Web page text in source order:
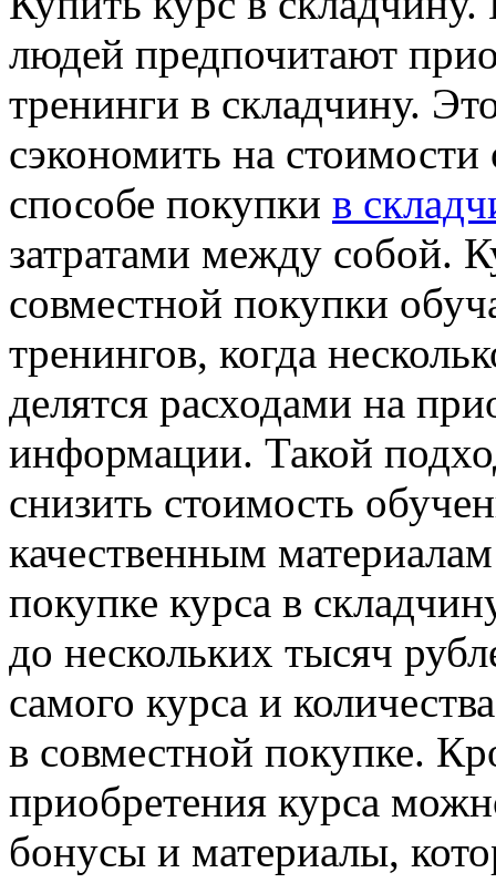
людей предпочитают
тренинги в складчину.
сэкономить на
способе покупки в
затратами между собой.
совместной покупки
тренингов, когда
делятся расходами на
информации. Такой
снизить стоимость
качественным
покупке курса в
до нескольких тысяч
самого курса и
в совместной покупке.
приобретения курса
бонусы и материалы,